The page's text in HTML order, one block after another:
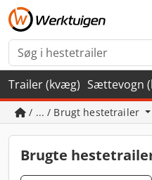
Trailer (kvæg) Sættevogn
/ ... / Brugt hestetrailer
Brugte